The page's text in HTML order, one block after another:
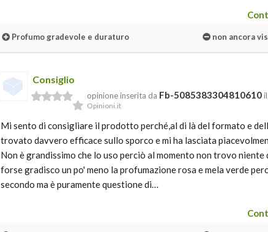
Profumo gradevole e duraturo non ancora
Consiglio
opinione inserita da Fb-5085383304810610
Opinioni.it
Mi sento di consigliare il prodotto perché,al di là del formato e
trovato davvero efficace sullo sporco e mi ha lasciata
Non è grandissimo che lo uso perciò al momento non trovo
forse gradisco un po' meno la profumazione rosa e mela verde
secondo ma è puramente questione di…